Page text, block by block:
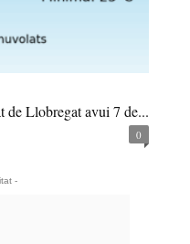
de Llobregat avui 7 de...
0
-